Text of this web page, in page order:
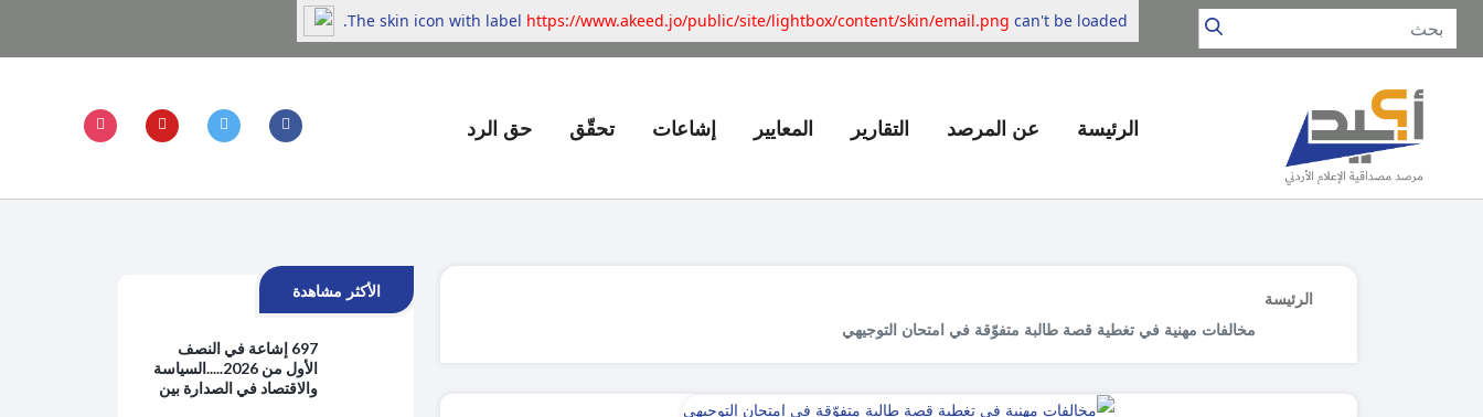
الرئيسة عن المرصد التقارير المعايير إشاعات تحقّق حق الرد
الرئيسة
مخالفات مهنية في تغطية قصة طالبة متفوّقة في امتحان التوجيهي
الأكثر مشاهدة
697 إشاعة في النصف
الأول من 2026.....السياسة
والاقتصاد في الصدارة بين
The skin icon with label https://www.akeed.jo/public/site/lightbox/content/skin/email.png can't be loaded.